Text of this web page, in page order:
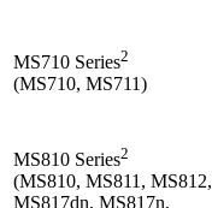
MS710 Series2
(MS710, MS711)
MS810 Series2
(MS810, MS811, MS812,
MS817dn, MS817n,